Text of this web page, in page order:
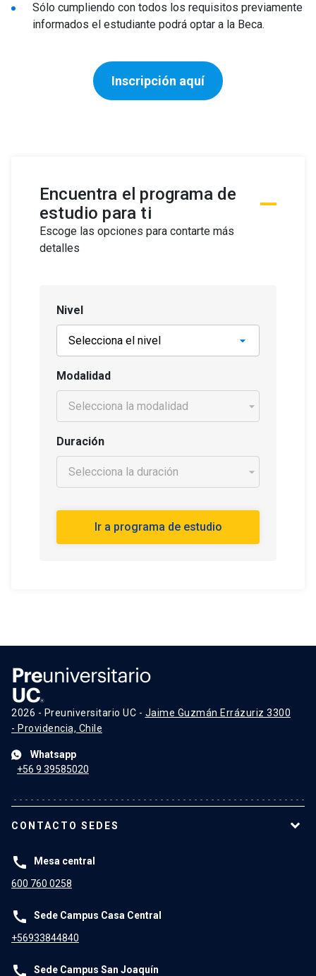
Sólo cumpliendo con todos los requisitos previamente
informados el estudiante podrá optar a la Beca.
Inscripción aquí
Encuentra el programa de
estudio para ti
Escoge las opciones para contarte más
detalles
Nivel
Modalidad
Duración
2026 - Preuniversitario UC - Jaime Guzmán Errázuriz 3300
- Providencia, Chile
Whatsapp
+56 9 39585020
CONTACTO SEDES
call
Mesa central
600 760 0258
call
Sede Campus Casa Central
+56933844840
call Sede Campus San Joaquín